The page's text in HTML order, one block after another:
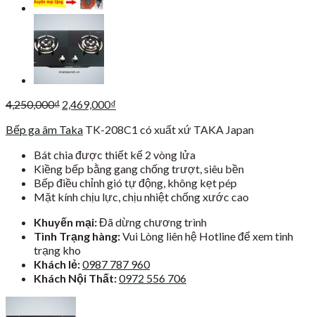
4,250,000₫ Giá
là:
2,469,000₫
tại
2,469,000₫.
Bếp ga âm Taka TK-208C1 có xuất xứ TAKA Japan
Bát chia được thiết kế 2 vòng lửa
Kiềng bếp bằng gang chống trượt, siêu bền
Bếp điều chỉnh gió tự động, không kẹt pép
Mặt kính chịu lực, chịu nhiệt chống xước cao
Khuyến mại:Đã dừng chương trình
Tình Trạng hàng:Vui Lòng liên hệ Hotline để xem tình
trạng kho
Khách lẻ:0987 787 960
Khách Nội Thất:0972 556 706